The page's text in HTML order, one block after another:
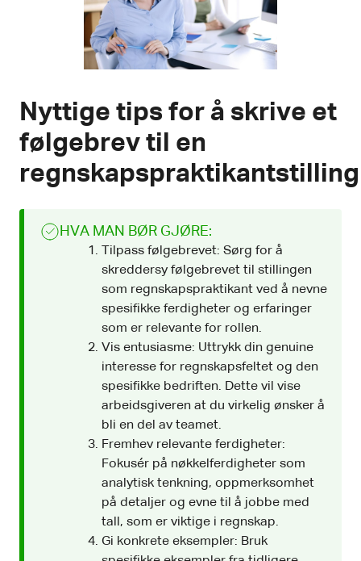
Nyttige tips for å skrive et
følgebrev til en
regnskapspraktikantstilling
HVA MAN BØR GJØRE:
Tilpass følgebrevet: Sørg for å
skreddersy følgebrevet til stillingen
som regnskapspraktikant ved å nevne
spesifikke ferdigheter og erfaringer
som er relevante for rollen.
Vis entusiasme: Uttrykk din genuine
interesse for regnskapsfeltet og den
spesifikke bedriften. Dette vil vise
arbeidsgiveren at du virkelig ønsker å
bli en del av teamet.
Fremhev relevante ferdigheter:
Fokusér på nøkkelferdigheter som
analytisk tenkning, oppmerksomhet
på detaljer og evne til å jobbe med
tall, som er viktige i regnskap.
Gi konkrete eksempler: Bruk